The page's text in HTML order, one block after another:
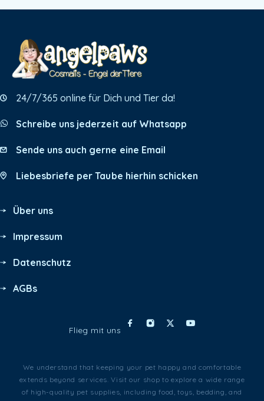
24/7/365 online für Dich und Tier da!
Schreibe uns jederzeit auf Whatsapp
Sende uns auch gerne eine Email
Liebesbriefe per Taube hierhin schicken
Über uns
Impressum
Datenschutz
AGBs
Flieg mit uns
We understand that keeping your pet happy and comfortable
extends beyond services. Visit our shop to explore a wide range
of high-quality pet supplies, including food, toys, bedding, and